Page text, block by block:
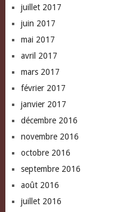
juillet 2017
juin 2017
mai 2017
avril 2017
mars 2017
février 2017
janvier 2017
décembre 2016
novembre 2016
octobre 2016
septembre 2016
août 2016
juillet 2016